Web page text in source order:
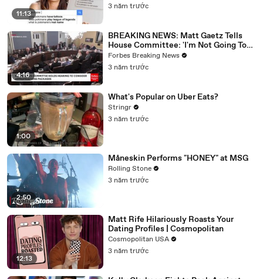
11:13
3 năm trước
4:16
BREAKING NEWS: Matt Gaetz Tells
House Committee: 'I'm Not Going To
Vote For A Continuing Resolution'
Forbes Breaking News
3 năm trước
1:00
What's Popular on Uber Eats?
Stringr
3 năm trước
2:50
Måneskin Performs "HONEY" at MSG
Rolling Stone
3 năm trước
12:13
Matt Rife Hilariously Roasts Your
Dating Profiles | Cosmopolitan
Cosmopolitan USA
3 năm trước